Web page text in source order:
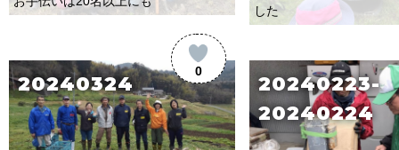
した
0
20240324
20240223-
20240224